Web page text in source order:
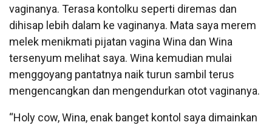
vaginanya. Terasa kontolku seperti diremas dan
dihisap lebih dalam ke vaginanya. Mata saya merem
melek menikmati pijatan vagina Wina dan Wina
tersenyum melihat saya. Wina kemudian mulai
menggoyang pantatnya naik turun sambil terus
mengencangkan dan mengendurkan otot vaginanya.
“Holy cow, Wina, enak banget kontol saya dimainkan